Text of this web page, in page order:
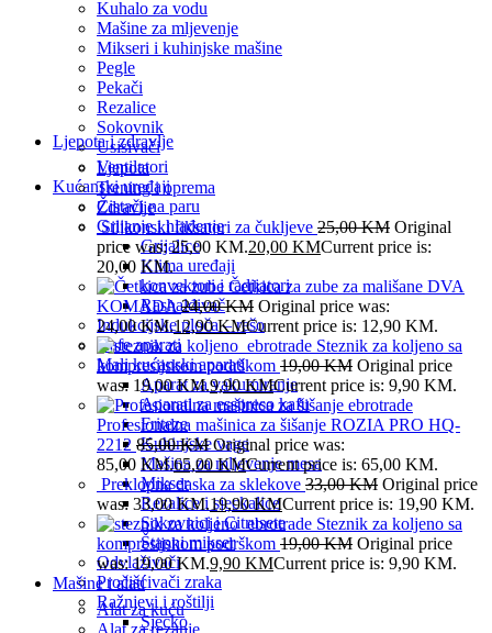
Kuhalo za vodu
Mašine za mljevenje
Mikseri i kuhinjske mašine
Pegle
Pekači
Rezalice
Sokovnik
Usisivači
Ventilatori
Kućanski uređaji
Čistači na paru
Grijanje i hlađenje
Grijalice
Klima uređaji
konvektori i radijatori
Rashalđivač
Indukcijske ploča – rešo
Kafe aparati
Mali kućanski aparati
Aparat za vakumiranje
Aparati za esspreso kafu
Friteze
Kuhinjske vage
Mašina za mljevenje mesa
Mikser
Rezalice i sjeckalice
Sokovnici i Citrusete
Štapni mikser
Odvlaživači
Pročišćivači zraka
Ražnjevi i roštilji
Sjecko
Ljepota i zdravlje
Ljepota
Trening i oprema
Zdravlje
Silikonski fiksatori za čukljeve 25,00KM Original
price was: 25,00 KM.20,00 KMCurrent price is:
20,00 KM.
Četkica za zube za mališane DVA
KOMADA24,00KM Original price was:
24,00 KM.12,90KMCurrent price is: 12,90 KM.
Steznik za koljeno sa
kompresijskom podrškom 19,00KM Original price
was: 19,00 KM.9,90KMCurrent price is: 9,90 KM.
Profesionalna mašinica za šišanje ROZIA PRO HQ-
2212 85,00KM Original price was:
85,00 KM.65,00KMCurrent price is: 65,00 KM.
Preklopna daska za sklekove 33,00KM Original price
was: 33,00 KM.19,90KMCurrent price is: 19,90 KM.
Steznik za koljeno sa
kompresijskom podrškom 19,00KM Original price
was: 19,00 KM.9,90 KMCurrent price is: 9,90 KM.
Mašine i alati
Alat za kuću
Alat za rezanje